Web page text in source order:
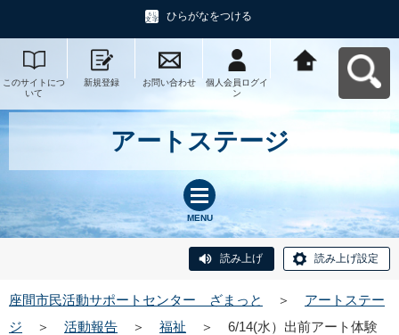
ひらがなをつける
このサイトにつ
いて
新規登録 お問い合わせ
個人会員ログイ
ン
アートステージ
MENU
読み上げ 読み上げ設定
座間市民活動サポートセンター ざまっと ＞
アートステー
ジ
＞ 活動報告 ＞ 福祉 ＞
6/14(水）出前アート体験